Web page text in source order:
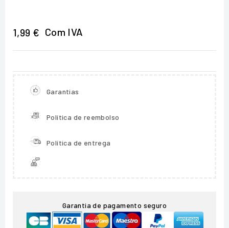
1,99 € Com IVA
Garantias
Política de reembolso
Política de entrega
Garantia de pagamento seguro